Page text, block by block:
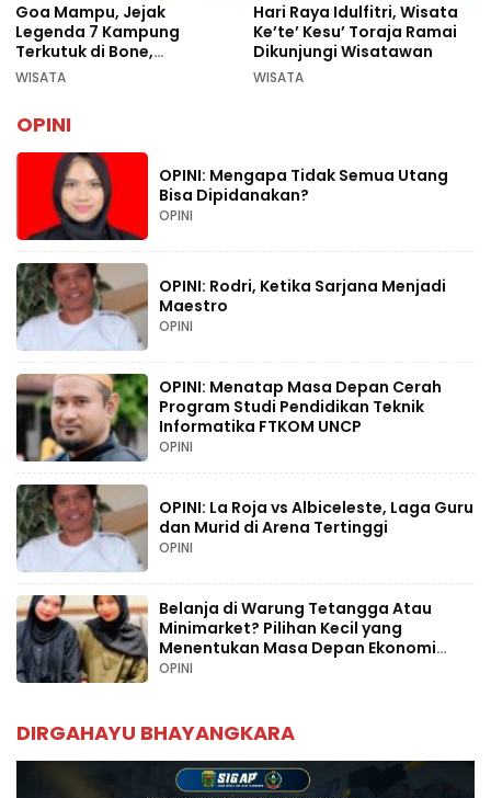
Goa Mampu, Jejak
Legenda 7 Kampung
Terkutuk di Bone,
Rekomendasi Liburan
WISATA
Hari Raya Idulfitri, Wisata
Ke’te’ Kesu’ Toraja Ramai
Dikunjungi Wisatawan
WISATA
OPINI
OPINI: Mengapa Tidak Semua Utang
Bisa Dipidanakan?
OPINI
OPINI: Rodri, Ketika Sarjana Menjadi
Maestro
OPINI
OPINI: Menatap Masa Depan Cerah
Program Studi Pendidikan Teknik
Informatika FTKOM UNCP
OPINI
OPINI: La Roja vs Albiceleste, Laga Guru
dan Murid di Arena Tertinggi
OPINI
Belanja di Warung Tetangga Atau
Minimarket? Pilihan Kecil yang
Menentukan Masa Depan Ekonomi
Palopo
OPINI
DIRGAHAYU BHAYANGKARA